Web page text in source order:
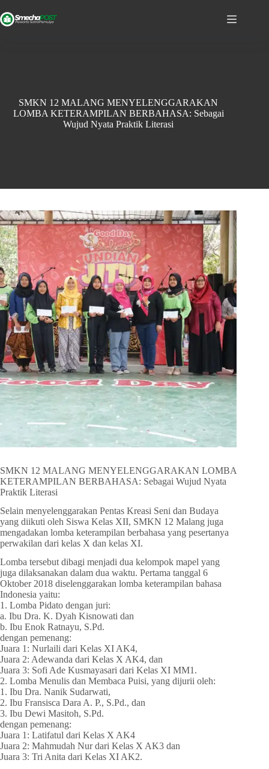
SMKN 12 MALANG MENYELENGGARAKAN
LOMBA KETERAMPILAN BERBAHASA: Sebagai
Wujud Nyata Praktik Literasi
SMKN 12 MALANG MENYELENGGARAKAN LOMBA
KETERAMPILAN BERBAHASA: Sebagai Wujud Nyata
Praktik Literasi
Selain menyelenggarakan Pentas Kreasi Seni dan Budaya
yang diikuti oleh Siswa Kelas XII, SMKN 12 Malang juga
mengadakan lomba keterampilan berbahasa yang pesertanya
perwakilan dari kelas X dan kelas XI.
Lomba tersebut dibagi menjadi dua kelompok mapel yang
juga dilaksanakan dalam dua waktu. Pertama tanggal 6
Oktober 2018 diselenggarakan lomba keterampilan bahasa
Indonesia yaitu:
1. Lomba Pidato dengan juri:
a. Ibu Dra. K. Dyah Kisnowati dan
b. Ibu Enok Ratnayu, S.Pd.
dengan pemenang:
Juara 1: Nurlaili dari Kelas XI AK4,
Juara 2: Adewanda dari Kelas X AK4, dan
Juara 3: Sofi Ade Kusmayasari dari Kelas XI MM1.
2. Lomba Menulis dan Membaca Puisi, yang dijurii oleh:
1. Ibu Dra. Nanik Sudarwati,
2. Ibu Fransisca Dara A. P., S.Pd., dan
3. Ibu Dewi Masitoh, S.Pd.
dengan pemenang:
Juara 1: Latifatul dari Kelas X AK4
Juara 2: Mahmudah Nur dari Kelas X AK3 dan
Juara 3: Tri Anita dari Kelas XI AK2.